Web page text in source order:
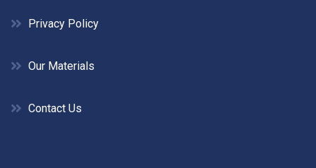
Privacy Policy
Our Materials
Contact Us